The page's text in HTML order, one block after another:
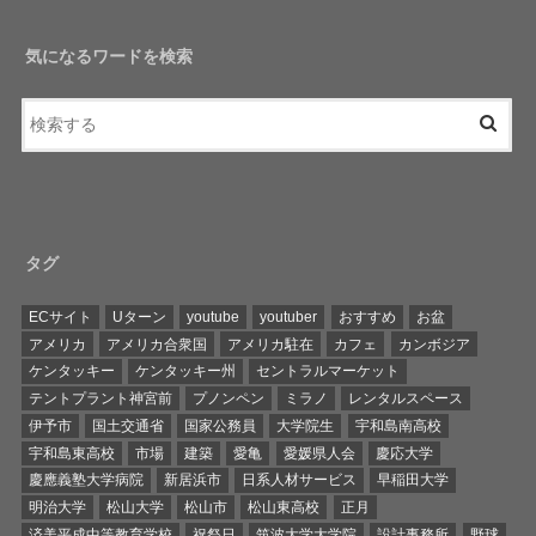
気になるワードを検索
タグ
ECサイト Uターン youtube youtuber おすすめ
お盆
アメリカ
アメリカ合衆国 アメリカ駐在 カフェ
カンボジア
ケンタッキー
ケンタッキー州
セントラルマーケット
テントプラント神宮前
プノンペン ミラノ
レンタルスペース
伊予市
国土交通省 国家公務員 大学院生
宇和島南高校
宇和島東高校
市場 建築 愛亀 愛媛県人会
慶応大学
慶應義塾大学病院
新居浜市 日系人材サービス
早稲田大学
明治大学
松山大学 松山市 松山東高校
正月